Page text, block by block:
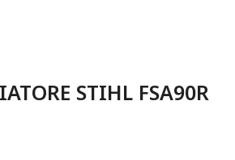
STIHL FSA90R